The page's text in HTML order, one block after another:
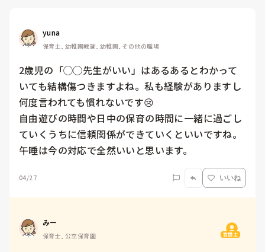
yuna
保育士, 幼稚園教諭, 幼稚園, その他の職場
2歳児の「◯◯先生がいい」はあるあるとわかって
いても結構傷つきますよね。私も経験がありますし
何度言われても慣れないです😢
自由遊びの時間や日中の保育の時間に一緒に過ごし
ていくうちに信頼関係ができていくといいですね。
午睡は今の対応で全然いいと思います。
04/27 いいね
みー
保育士, 公立保育園 質問主